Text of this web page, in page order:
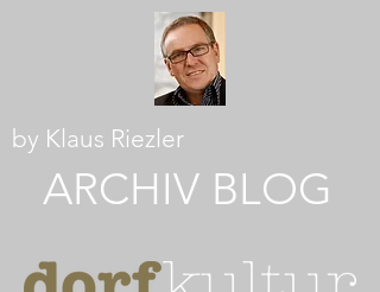
ARCHIVBLOG
by Klaus Riezler